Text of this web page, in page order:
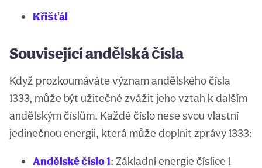
Křišťál
Související andělská čísla
Když prozkoumáváte význam andělského čísla
1333, může být užitečné zvážit jeho vztah k dalším
andělským číslům. Každé číslo nese svou vlastní
jedinečnou energii, která může doplnit zprávy 1333:
Andělské číslo 1: Základní energie číslice 1